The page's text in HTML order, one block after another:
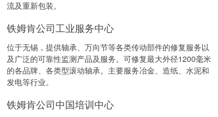
流及重新包装。
铁姆肯公司工业服务中心
位于无锡，提供轴承、万向节等各类传动部件的修复服务以
及广泛的可靠性监测产品及服务。可修复最大外径1200毫米
的各品牌、各类型滚动轴承。主要服务冶金、造纸、水泥和
发电等行业。
铁姆肯公司中国培训中心